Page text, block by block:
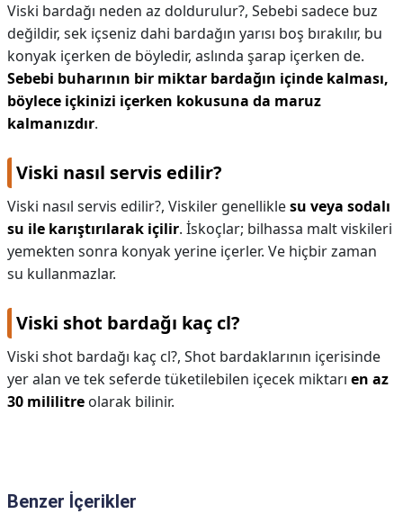
Viski bardağı neden az doldurulur?, Sebebi sadece buz
değildir, sek içseniz dahi bardağın yarısı boş bırakılır, bu
konyak içerken de böyledir, aslında şarap içerken de.
Sebebi buharının bir miktar bardağın içinde kalması,
böylece içkinizi içerken kokusuna da maruz
kalmanızdır.
Viski nasıl servis edilir?
Viski nasıl servis edilir?, Viskiler genelliklesu veya sodalı
su ile karıştırılarak içilir. İskoçlar; bilhassa malt viskileri
yemekten sonra konyak yerine içerler. Ve hiçbir zaman
su kullanmazlar.
Viski shot bardağı kaç cl?
Viski shot bardağı kaç cl?, Shot bardaklarının içerisinde
yer alan ve tek seferde tüketilebilen içecek miktarı en az
30 mililitre olarak bilinir.
Benzer İçerikler